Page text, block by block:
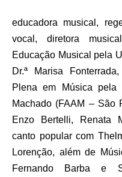
educadora musical,
vocal, diretora
Educação Musical pela
Dr.ª Marisa Fonterrada,
Plena em Música pela
Machado (FAAM – São
Enzo Bertelli, Renata
canto popular com
Lorenção, além de
Fernando Barba e